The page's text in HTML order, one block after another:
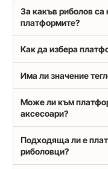
За какъв риболов
платформите?
Как да избера
Има ли значение
Може ли към
аксесоари?
Подходяща ли е
риболовци?